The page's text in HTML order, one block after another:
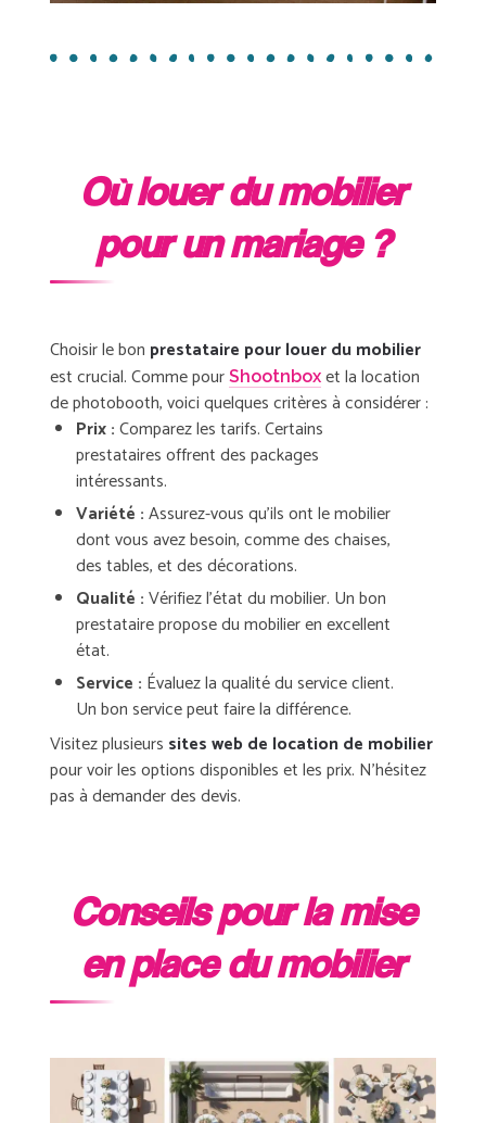
Où louer du mobilier
pour un mariage ?
Choisir le bon prestataire pourlouer du mobilier
est crucial. Comme pour Shootnbox et la location
de photobooth, voici quelques critères à considérer :
Prix :Comparez les tarifs. Certains
prestataires offrent des packages
intéressants.
Variété :Assurez-vous qu’ils ont le mobilier
dont vous avez besoin, comme des chaises,
des tables, et des décorations.
Qualité :Vérifiez l’état du mobilier. Un bon
prestataire propose du mobilier en excellent
état.
Service : Évaluez la qualité du service client.
Un bon service peut faire la différence.
Visitez plusieurs sites web de location de mobilier
pour voir les options disponibles et les prix. N’hésitez
pas à demander des devis.
Conseils pour la mise
en place du mobilier